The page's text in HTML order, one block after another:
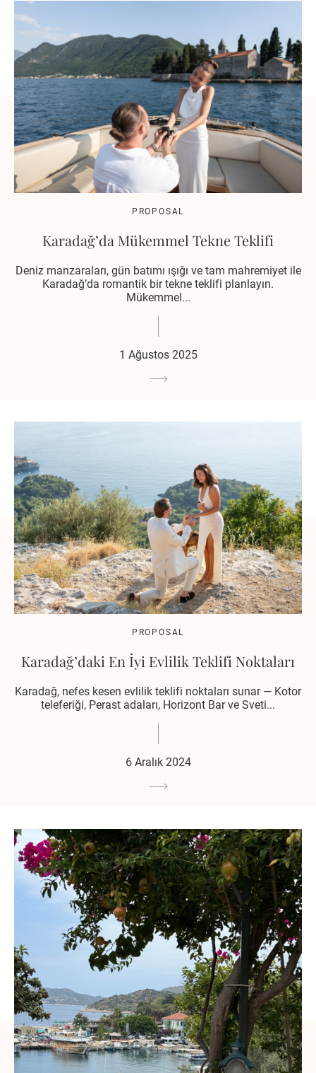
PROPOSAL
Karadağ’da Mükemmel Tekne Teklifi
Deniz manzaraları, gün batımı ışığı ve tam mahremiyet ile
Karadağ’da romantik bir tekne teklifi planlayın.
Mükemmel...
1 Ağustos 2025
PROPOSAL
Karadağ’daki En İyi Evlilik Teklifi Noktaları
Karadağ, nefes kesen evlilik teklifi noktaları sunar — Kotor
teleferiği, Perast adaları, Horizont Bar ve Sveti...
6 Aralık 2024